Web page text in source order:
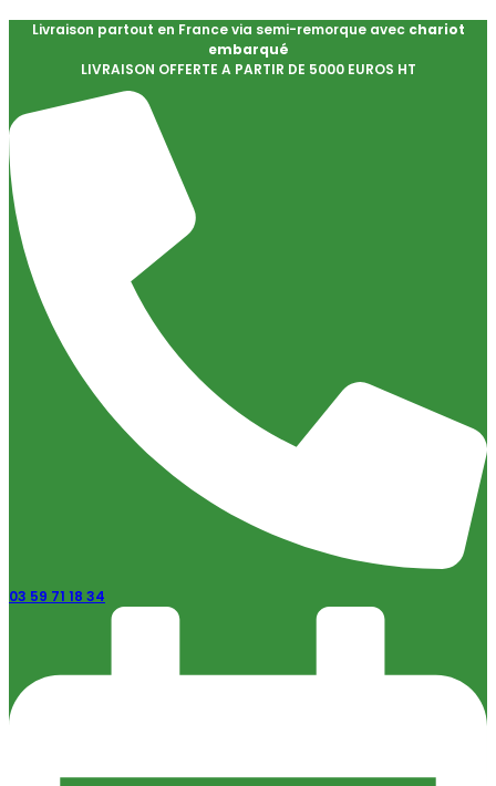
Livraison partout en France via semi-remorque avec chariot
embarqué
LIVRAISON OFFERTE A PARTIR DE 5000 EUROS HT
03 59 71 18 34